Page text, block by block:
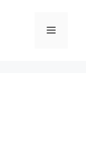
Menu